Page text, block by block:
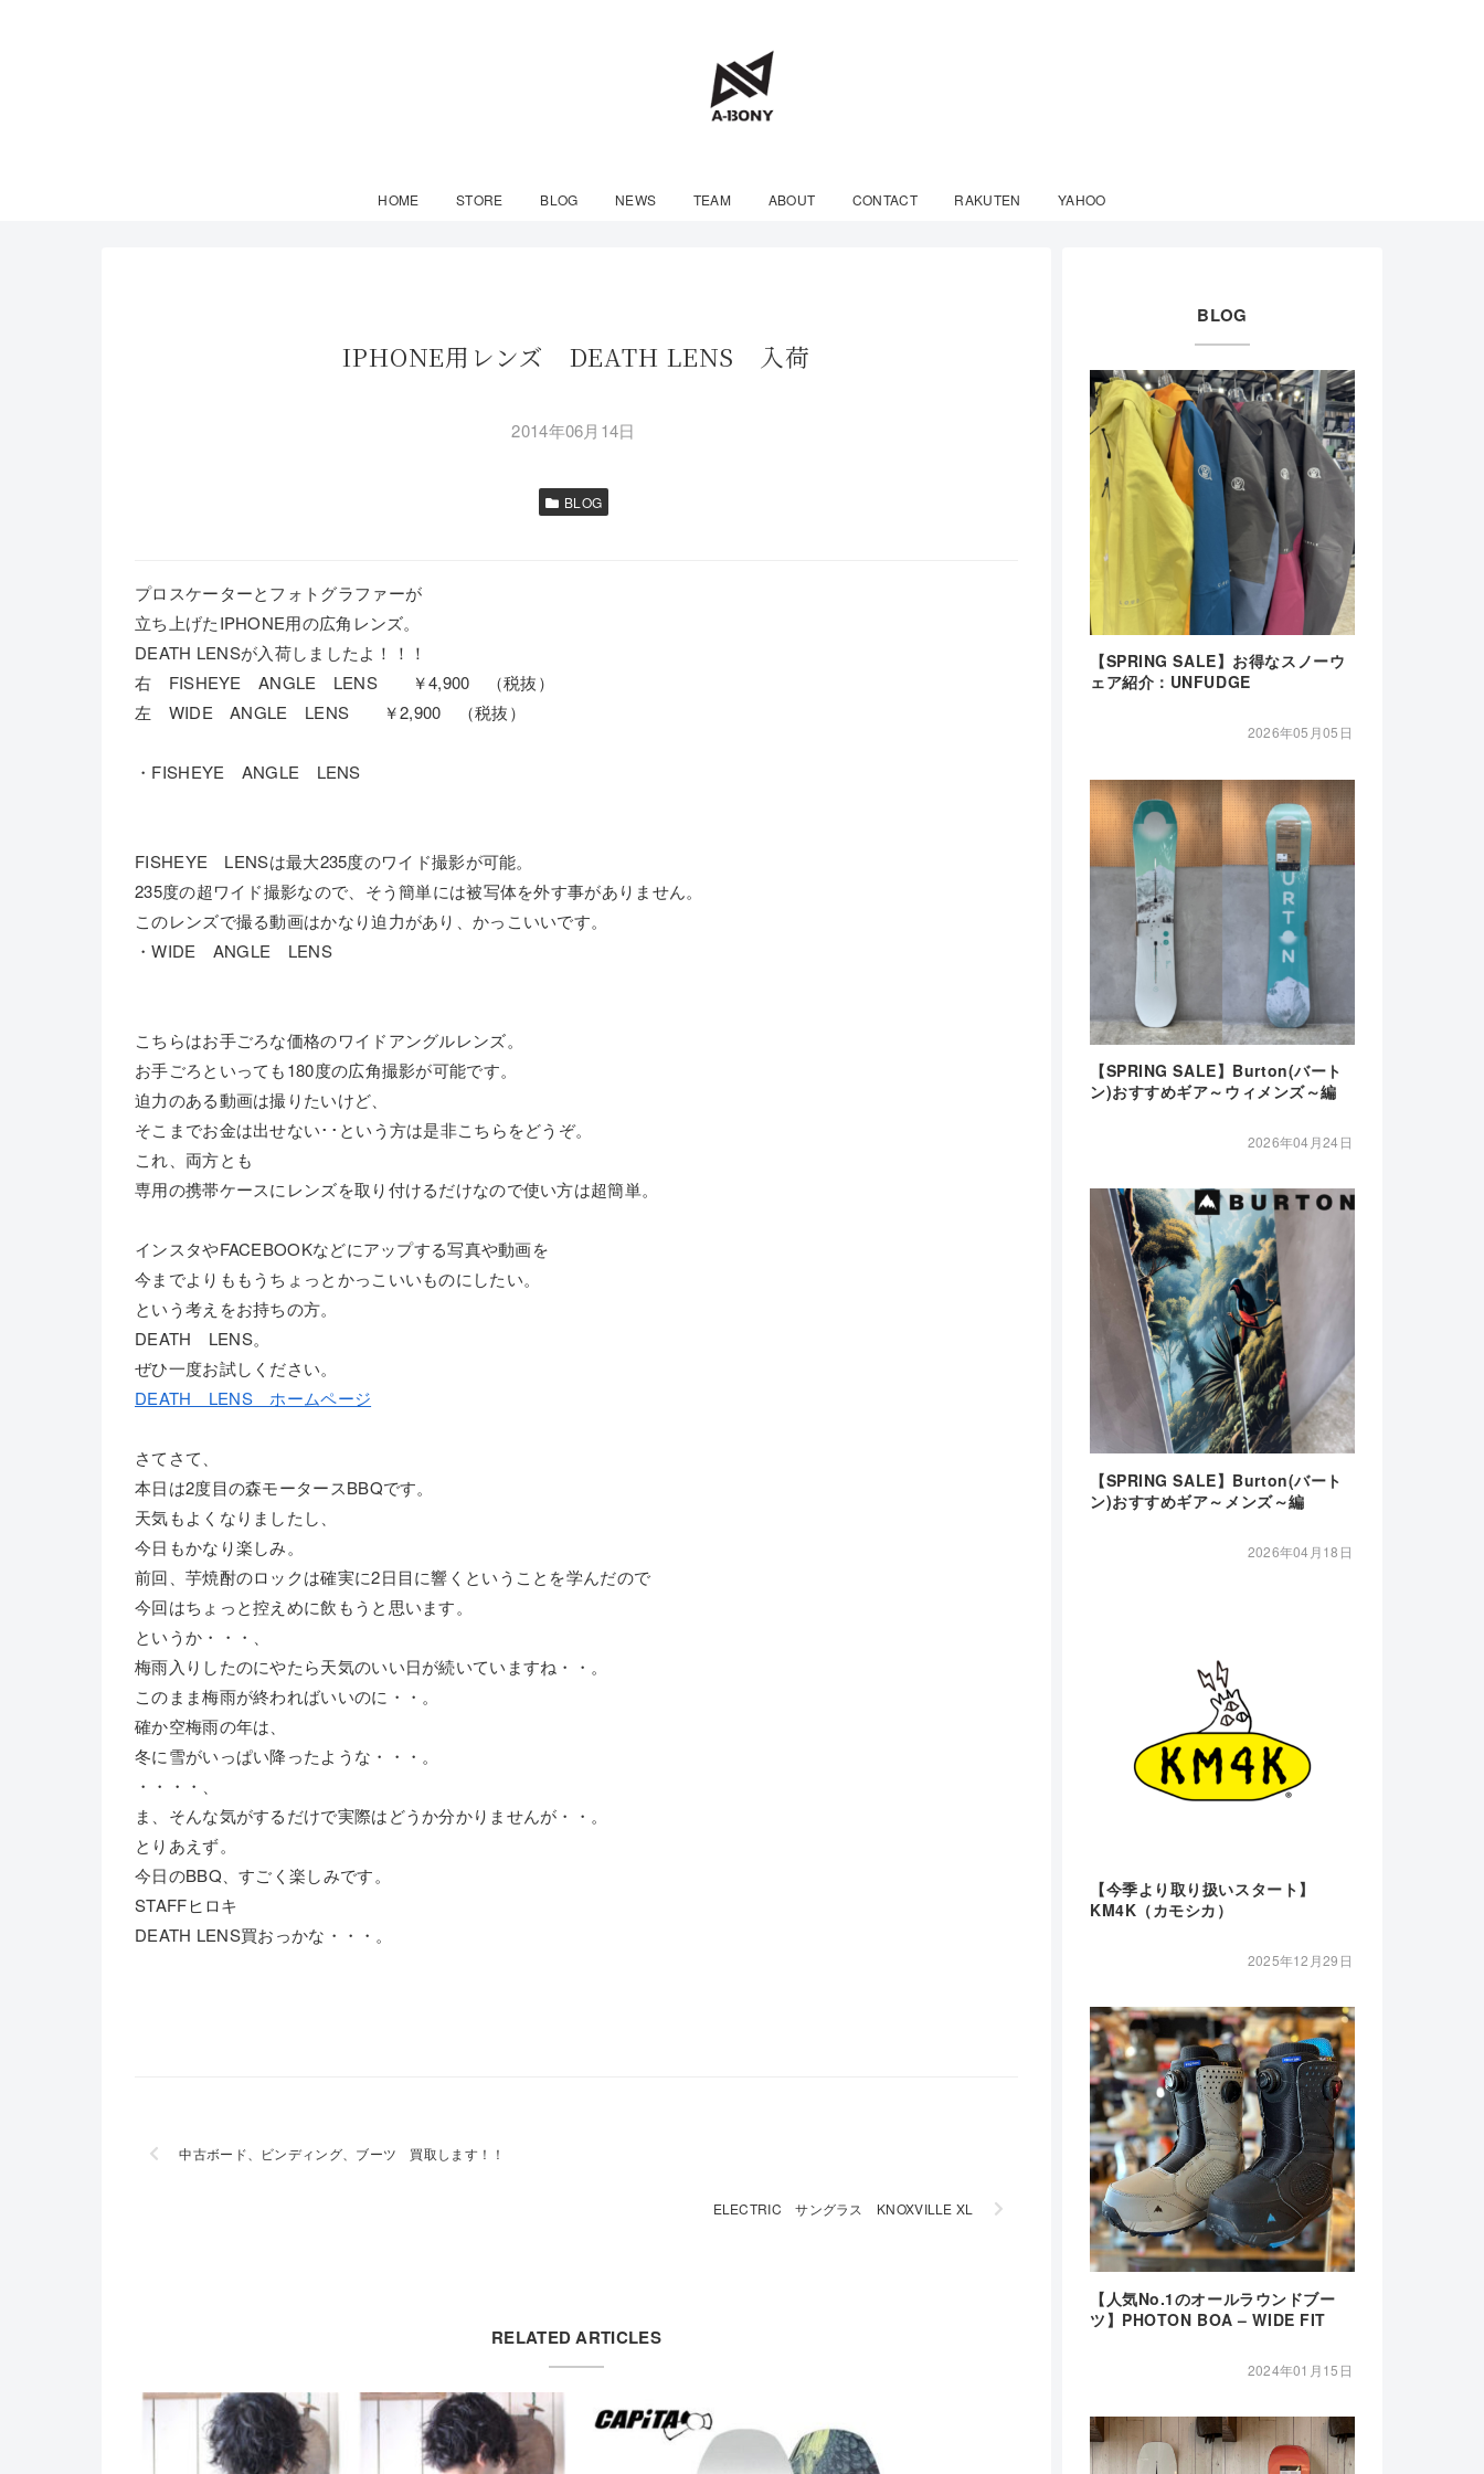
HOME STORE BLOG NEWS TEAM ABOUT CONTACT RAKUTEN YAHOO
IPHONE用レンズ DEATH LENS 入荷
2014年06月14日
BLOG
プロスケーターとフォトグラファーが
立ち上げたIPHONE用の広角レンズ。
DEATH LENSが入荷しましたよ！！！
右 FISHEYE ANGLE LENS ￥4,900 （税抜）
左 WIDE ANGLE LENS ￥2,900 （税抜）
・FISHEYE ANGLE LENS
FISHEYE LENSは最大235度のワイド撮影が可能。
235度の超ワイド撮影なので、そう簡単には被写体を外す事がありません。
このレンズで撮る動画はかなり迫力があり、かっこいいです。
・WIDE ANGLE LENS
こちらはお手ごろな価格のワイドアングルレンズ。
お手ごろといっても180度の広角撮影が可能です。
迫力のある動画は撮りたいけど、
そこまでお金は出せない･･という方は是非こちらをどうぞ。
これ、両方とも
専用の携帯ケースにレンズを取り付けるだけなので使い方は超簡単。
インスタやFACEBOOKなどにアップする写真や動画を
今までよりももうちょっとかっこいいものにしたい。
という考えをお持ちの方。
DEATH LENS。
ぜひ一度お試しください。
DEATH LENS ホームページ
さてさて、
本日は2度目の森モータースBBQです。
天気もよくなりましたし、
今日もかなり楽しみ。
前回、芋焼酎のロックは確実に2日目に響くということを学んだので
今回はちょっと控えめに飲もうと思います。
というか・・・、
梅雨入りしたのにやたら天気のいい日が続いていますね・・。
このまま梅雨が終わればいいのに・・。
確か空梅雨の年は、
冬に雪がいっぱい降ったような・・・。
・・・・、
ま、そんな気がするだけで実際はどうか分かりませんが・・。
とりあえず。
今日のBBQ、すごく楽しみです。
STAFFヒロキ
DEATH LENS買おっかな・・・。
中古ボード、ビンディング、ブーツ 買取します！！
ELECTRIC サングラス KNOXVILLE XL
RELATED ARTICLES
BLOG
【SPRING SALE】お得なスノーウ
ェア紹介：UNFUDGE
2026年05月05日
【SPRING SALE】Burton(バート
ン)おすすめギア～ウィメンズ～編
2026年04月24日
【SPRING SALE】Burton(バート
ン)おすすめギア～メンズ～編
2026年04月18日
【今季より取り扱いスタート】
KM4K（カモシカ）
2025年12月29日
【人気No.1のオールラウンドブー
ツ】PHOTON BOA – WIDE FIT
2024年01月15日